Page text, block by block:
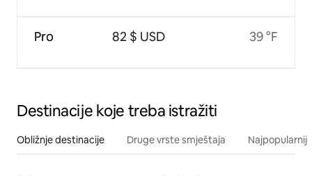
Pro 82 $ USD 39 °F
Destinacije koje treba istražiti
Obližnje destinacije Druge vrste smještaja